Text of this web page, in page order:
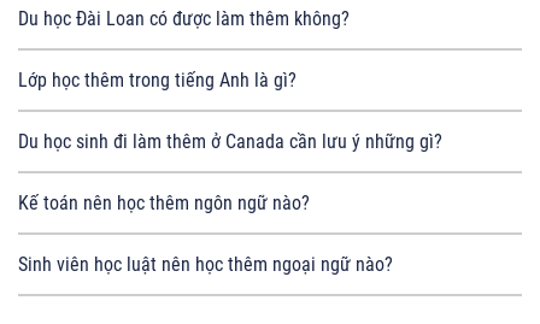
Du học Đài Loan có được làm thêm không?
Lớp học thêm trong tiếng Anh là gì?
Du học sinh đi làm thêm ở Canada cần lưu ý những gì?
Kế toán nên học thêm ngôn ngữ nào?
Sinh viên học luật nên học thêm ngoại ngữ nào?